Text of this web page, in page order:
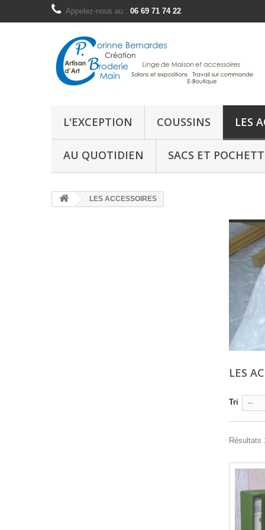
Appelez-nous au : 06 69 71 74 22
L'EXCEPTION COUSSINS LES
AU QUOTIDIEN SACS ET
LES ACCESSOIRES
LES
Tri --
Résultats